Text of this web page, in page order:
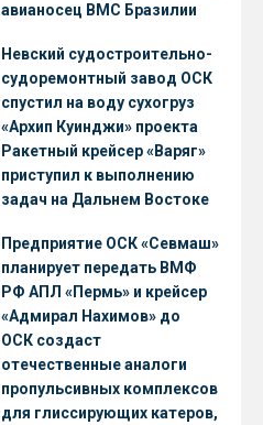
авианосец ВМС Бразилии
Невский судостроительно-
судоремонтный завод ОСК
спустил на воду сухогруз
«Архип Куинджи» проекта
RSD59
Ракетный крейсер «Варяг»
приступил к выполнению
задач на Дальнем Востоке
Предприятие ОСК «Севмаш»
планирует передать ВМФ
РФ АПЛ «Пермь» и крейсер
«Адмирал Нахимов» до
конца 2026 года
ОСК создаст
отечественные аналоги
пропульсивных комплексов
для глиссирующих катеров,